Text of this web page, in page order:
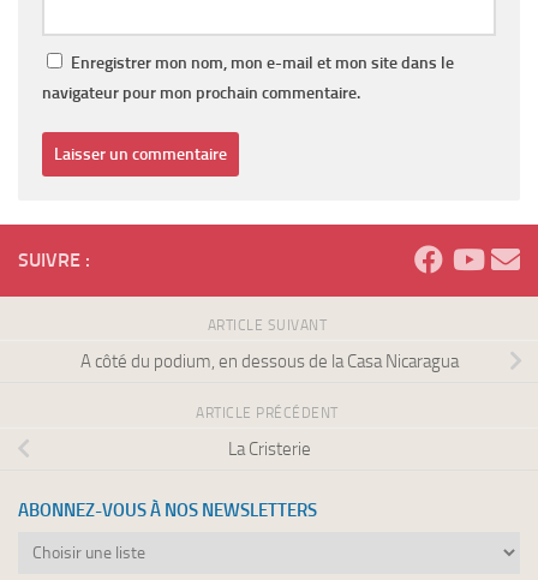
Enregistrer mon nom, mon e-mail et mon site dans le
navigateur pour mon prochain commentaire.
SUIVRE :
ARTICLE SUIVANT
A côté du podium, en dessous de la Casa Nicaragua
ARTICLE PRÉCÉDENT
La Cristerie
ABONNEZ-VOUS À NOS NEWSLETTERS
Abonnez-